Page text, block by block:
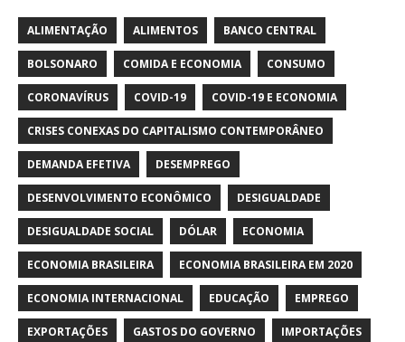
ALIMENTAÇÃO ALIMENTOS BANCO CENTRAL
BOLSONARO COMIDA E ECONOMIA CONSUMO
CORONAVÍRUS COVID-19 COVID-19 E ECONOMIA
CRISES CONEXAS DO CAPITALISMO CONTEMPORÂNEO
DEMANDA EFETIVA DESEMPREGO
DESENVOLVIMENTO ECONÔMICO DESIGUALDADE
DESIGUALDADE SOCIAL DÓLAR ECONOMIA
ECONOMIA BRASILEIRA ECONOMIA BRASILEIRA EM 2020
ECONOMIA INTERNACIONAL EDUCAÇÃO EMPREGO
EXPORTAÇÕES GASTOS DO GOVERNO IMPORTAÇÕES